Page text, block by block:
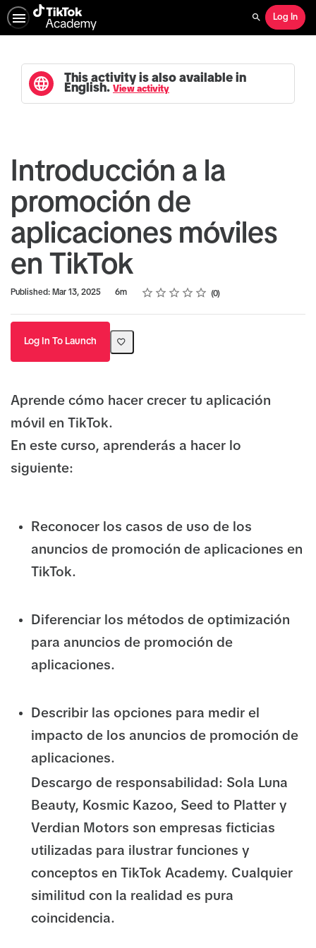
Search
Log In
This activity is also available in
English. View activity
Introducción a la
promoción de
aplicaciones móviles
en TikTok
Published: Mar 13, 2025
Duration 6m Rating
1 star
2 stars
3 stars
4 stars
5 stars
Average rating: 0 0
No reviews
Log In To Launch
Aprende cómo hacer crecer tu aplicación
móvil en TikTok.
En este curso, aprenderás a hacer lo
siguiente:
Reconocer los casos de uso de los
anuncios de promoción de aplicaciones en
TikTok.
Diferenciar los métodos de optimización
para anuncios de promoción de
aplicaciones.
Describir las opciones para medir el
impacto de los anuncios de promoción de
aplicaciones.
Descargo de responsabilidad: Sola Luna
Beauty, Kosmic Kazoo, Seed to Platter y
Verdian Motors son empresas ficticias
utilizadas para ilustrar funciones y
conceptos en TikTok Academy. Cualquier
similitud con la realidad es pura
coincidencia.